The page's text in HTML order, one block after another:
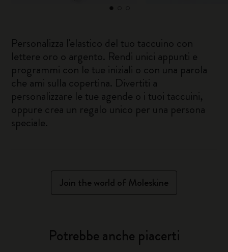
Personalizza l'elastico del tuo taccuino con
lettere oro o argento. Rendi unici appunti e
programmi con le tue iniziali o con una parola
che ami sulla copertina. Divertiti a
personalizzare le tue agende o i tuoi taccuini,
oppure crea un regalo unico per una persona
speciale.
Join the world of Moleskine
Potrebbe anche piacerti